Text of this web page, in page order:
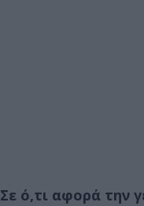
Σε ό,τι αφορά την